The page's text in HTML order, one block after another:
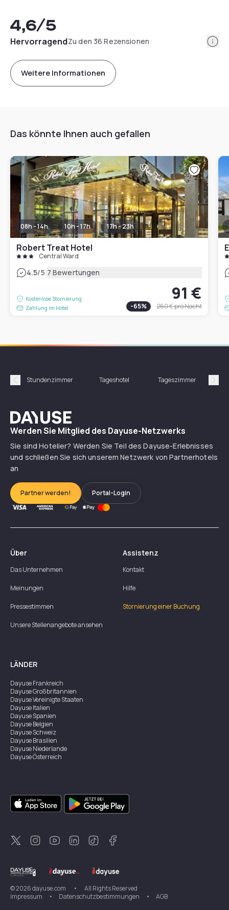
4,6/5
HervorragendZu den 36 Rezensionen
Weitere Informationen
Das könnte Ihnen auch gefallen
08h - 14h 10h - 17h 17h - 23h
Robert Treat Hotel
Central Ward
4.5/5|7 Bewertungen
Kostenlose Stornierung
Zahlung im Hotel
91 €
-65% 260 €pro Nacht
Précédent
Stundenzimmer Tageshotel Tageszimmer
Dayuse
Werden Sie Mitglied des Dayuse-Netzwerks
Sie sind Hotelier? Werden Sie Teil des Dayuse-Erlebnisses
und schließen Sie sich unserem Netzwerk von Partnerhotels
an
Partner werden! Portal-Login
Über
Das Unternehmen
Meinungen
Pressestimmen
Unsere Stellenangebote ansehen
Assistenz
Kontakt
Hilfe
Stornierung einer Buchung
LÄNDER
DayuseFrankreich
DayuseGroßbritannien
DayuseVereinigte Staaten
DayuseItalien
DayuseSpanien
DayuseBelgien
DayuseSchweiz
DayuseBrasilien
DayuseNiederlande
DayuseÖsterreich
DayuseSingapur
DayuseZweden
DayuseThailand
DayuseNeuseeland
DayuseTürkei
©2026dayuse.com •
All Rights Reserved
Impressum
• Datenschutzbestimmungen • AGB